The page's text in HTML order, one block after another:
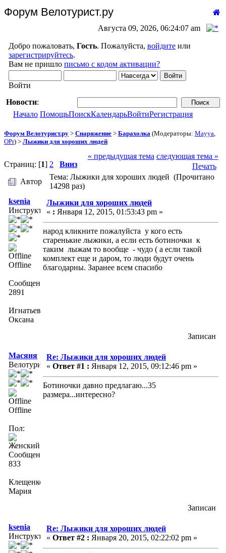
Форум Велотурист.ру
Августа 09, 2026, 06:24:07 am
Добро пожаловать, Гость. Пожалуйста, войдите или
зарегистрируйтесь.
Вам не пришло письмо с кодом активации?
Войти
Новости:
Начало ПомощьПоискКалендарьВойтиРегистрация
Форум Велотурист.ру > Снаряжение > Барахолка (Модераторы: Mayya
OPr) > Лыжики для хороших людей
Страниц: [1] 2 Вниз
« предыдущая тема следующая тема »
Печать
Автор
Тема: Лыжики для хороших людей (Прочитано
14298 раз)
ksenia
Инструктор
Offline
Сообщений:
2891
Игнатьева
Оксана
Лыжики для хороших людей
« : Января 12, 2015, 01:53:43 pm »
народ кликните пожалуйста у кого есть
старенькие лыжики, а если есть ботиночки к
таким лыжам то вообще - чудо ( а если такой
комплект еще и даром, то люди будут очень
благодарны. Заранее всем спасибо
Записан
Масяня
Велотурист
Offline
Пол:
Сообщений:
833
Клещенко
Мария
Re: Лыжики для хороших людей
« Ответ #1 : Января 12, 2015, 09:12:46 pm »
Ботиночки давно предлагаю...35
размера...интересно?
Записан
ksenia
Инструктор
Re: Лыжики для хороших людей
« Ответ #2 : Января 20, 2015, 02:22:02 pm »